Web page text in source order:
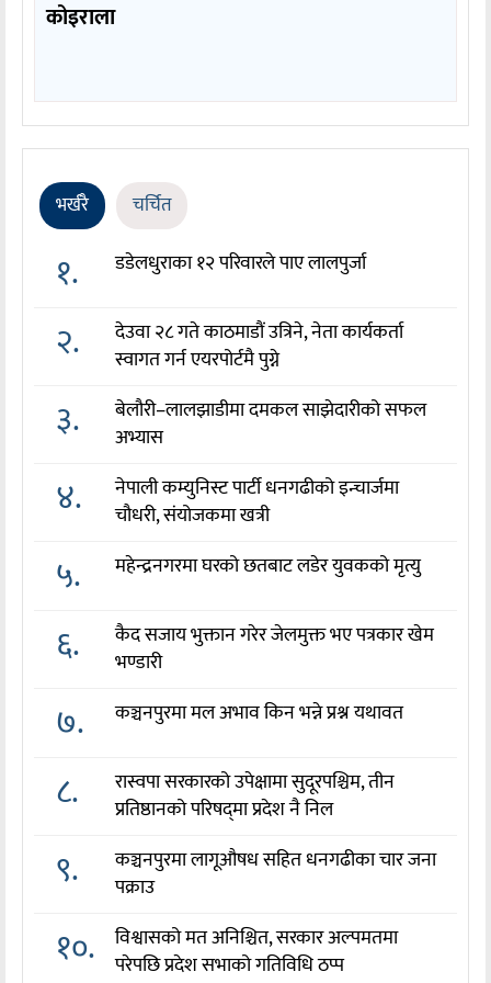
कोइराला
भर्खरै चर्चित
१. डडेलधुराका १२ परिवारले पाए लालपुर्जा
२.
देउवा २८ गते काठमाडौं उत्रिने, नेता कार्यकर्ता
स्वागत गर्न एयरपोर्टमै पुग्ने
३.
बेलौरी–लालझाडीमा दमकल साझेदारीको सफल
अभ्यास
४.
नेपाली कम्युनिस्ट पार्टी धनगढीको इन्चार्जमा
चौधरी, संयोजकमा खत्री
५. महेन्द्रनगरमा घरको छतबाट लडेर युवकको मृत्यु
६.
कैद सजाय भुक्तान गरेर जेलमुक्त भए पत्रकार खेम
भण्डारी
७. कञ्चनपुरमा मल अभाव किन भन्ने प्रश्न यथावत
८.
रास्वपा सरकारको उपेक्षामा सुदूरपश्चिम, तीन
प्रतिष्ठानको परिषद्‌मा प्रदेश नै निल
९.
कञ्चनपुरमा लागूऔषध सहित धनगढीका चार जना
पक्राउ
१०.
विश्वासको मत अनिश्चित, सरकार अल्पमतमा
परेपछि प्रदेश सभाको गतिविधि ठप्प